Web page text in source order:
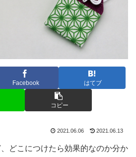
Facebook はてブ
コピー
2021.06.06 2021.06.13
どこにつけたら効果的なのか分か